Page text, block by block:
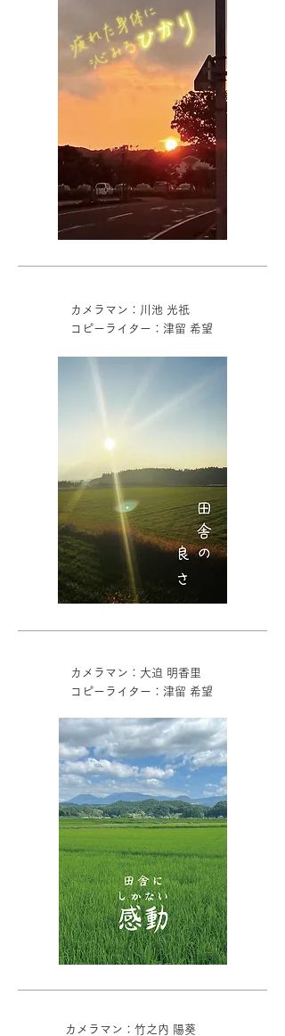
カメラマン：川池 光祇
コピーライター：津留 希望
カメラマン：大迫 明香里
コピーライター：津留 希望
カメラマン：竹之内 陽葵